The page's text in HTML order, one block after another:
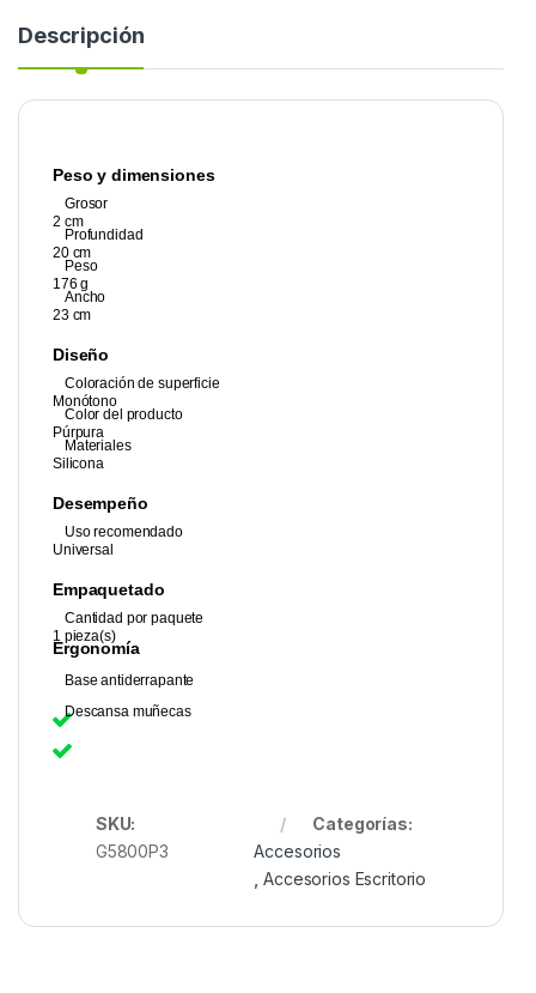
Descripción
Peso y dimensiones
Grosor
2 cm
Profundidad
20 cm
Peso
176 g
Ancho
23 cm
Diseño
Coloración de superficie
Monótono
Color del producto
Púrpura
Materiales
Silicona
Desempeño
Uso recomendado
Universal
Empaquetado
Cantidad por paquete
1 pieza(s)
Ergonomía
Base antiderrapante
Descansa muñecas
SKU:
G5800P3
Categorías:
Accesorios
,Accesorios Escritorio